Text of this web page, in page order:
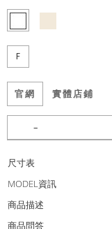
F
官網 實體店鋪
尺寸表
MODEL資訊
商品描述
商品問答